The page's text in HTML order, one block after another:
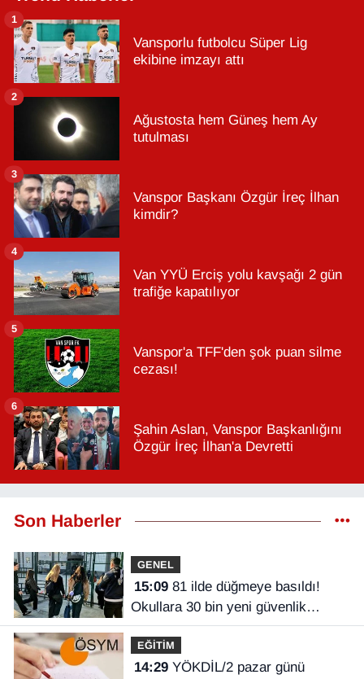
Vansporlu futbolcu Süper Lig
ekibine imzayı attı
1
Ağustosta hem Güneş hem Ay
tutulması
2
Vanspor Başkanı Özgür İreç İlhan
kimdir?
3
Van YYÜ Erciş yolu kavşağı 2 gün
trafiğe kapatılıyor
4
Vanspor'a TFF'den şok puan silme
cezası!
5
Şahin Aslan, Vanspor Başkanlığını
Özgür İreç İlhan'a Devretti
6
Son Haberler
GENEL
15:0981 ilde düğmeye basıldı!
Okullara 30 bin yeni güvenlik
görevlisi
EĞİTİM
14:29YÖKDİL/2 pazar günü